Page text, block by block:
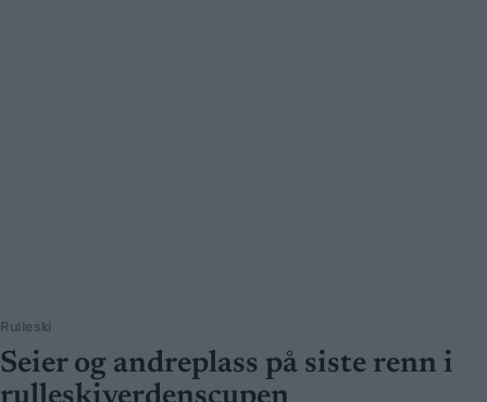
Rulleski
Seier og andreplass på siste renn i